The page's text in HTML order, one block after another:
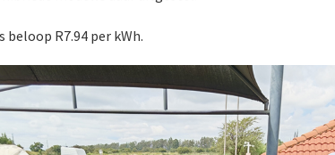
beloop R7.94 per kWh.